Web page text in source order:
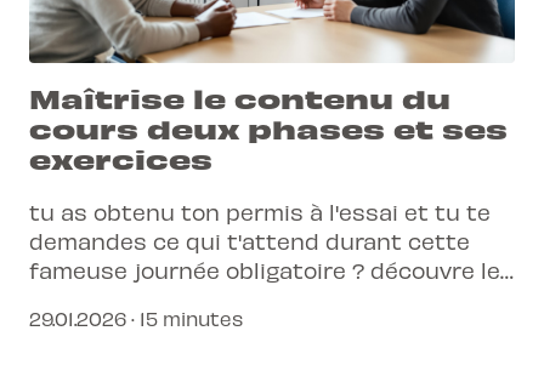
Maîtrise le contenu du
cours deux phases et ses
exercices
tu as obtenu ton permis à l'essai et tu te
demandes ce qui t'attend durant cette
fameuse journée obligatoire ? découvre les
ta conduite et assurer ta sécurité pour les
29.01.2026 · 15 minutes